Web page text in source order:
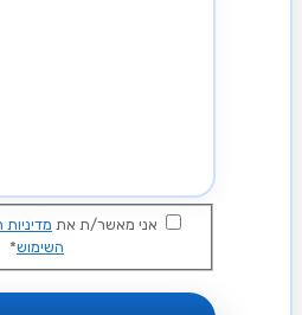
אני מאשר/ת את
השימוש*